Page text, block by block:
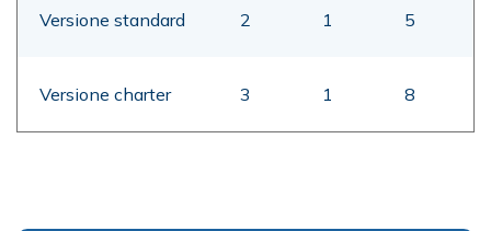
Versione standard 2 1 5
Versione charter 3 1 8